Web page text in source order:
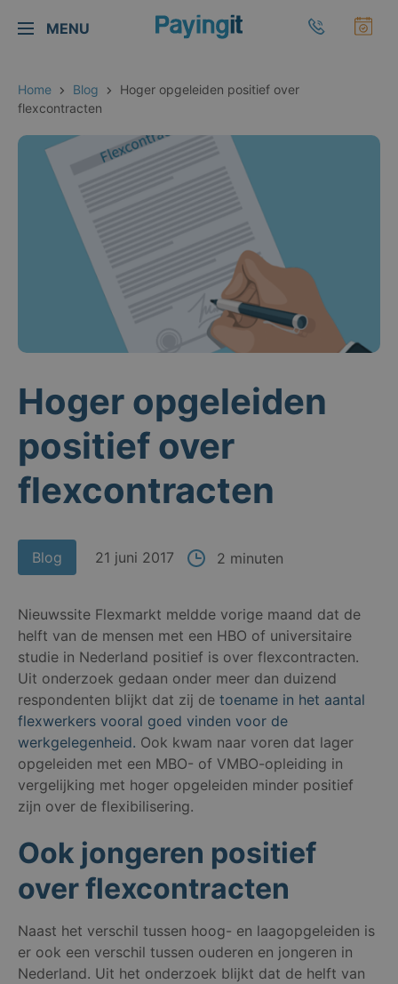
MENU Logo Payingit Bel
Home Blog
Hoger opgeleiden positief over
flexcontracten
Hoger opgeleiden
positief over
flexcontracten
Blog 21 juni 2017 2 minuten
Nieuwssite Flexmarkt meldde vorige maand dat de
helft van de mensen met een HBO of universitaire
studie in Nederland positief is over flexcontracten.
Uit onderzoek gedaan onder meer dan duizend
respondenten blijkt dat zij de toename in het aantal
flexwerkers vooral goed vinden voor de
werkgelegenheid. Ook kwam naar voren dat lager
opgeleiden met een MBO- of VMBO-opleiding in
vergelijking met hoger opgeleiden minder positief
zijn over de flexibilisering.
Ook jongeren positief
over flexcontracten
Naast het verschil tussen hoog- en laagopgeleiden is
er ook een verschil tussen ouderen en jongeren in
Nederland. Uit het onderzoek blijkt dat de helft van